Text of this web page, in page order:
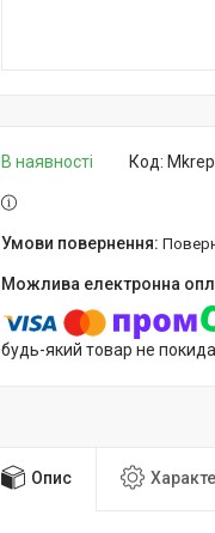
В наявності Код:
будь-який товар не
Опис